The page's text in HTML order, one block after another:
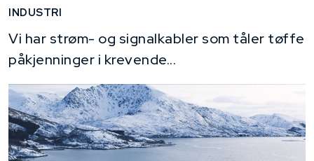
INDUSTRI
Vi har strøm- og signalkabler som tåler tøffe
påkjenninger i krevende...